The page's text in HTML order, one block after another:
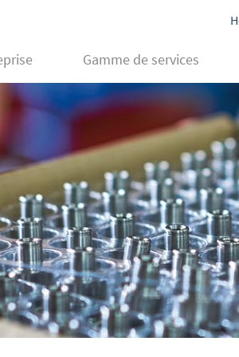
Gamme de services